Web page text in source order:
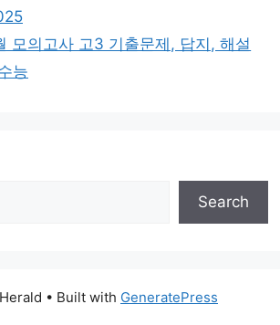
모의고사 고3 기출문제, 답지, 해설
능
Search
• Built with GeneratePress